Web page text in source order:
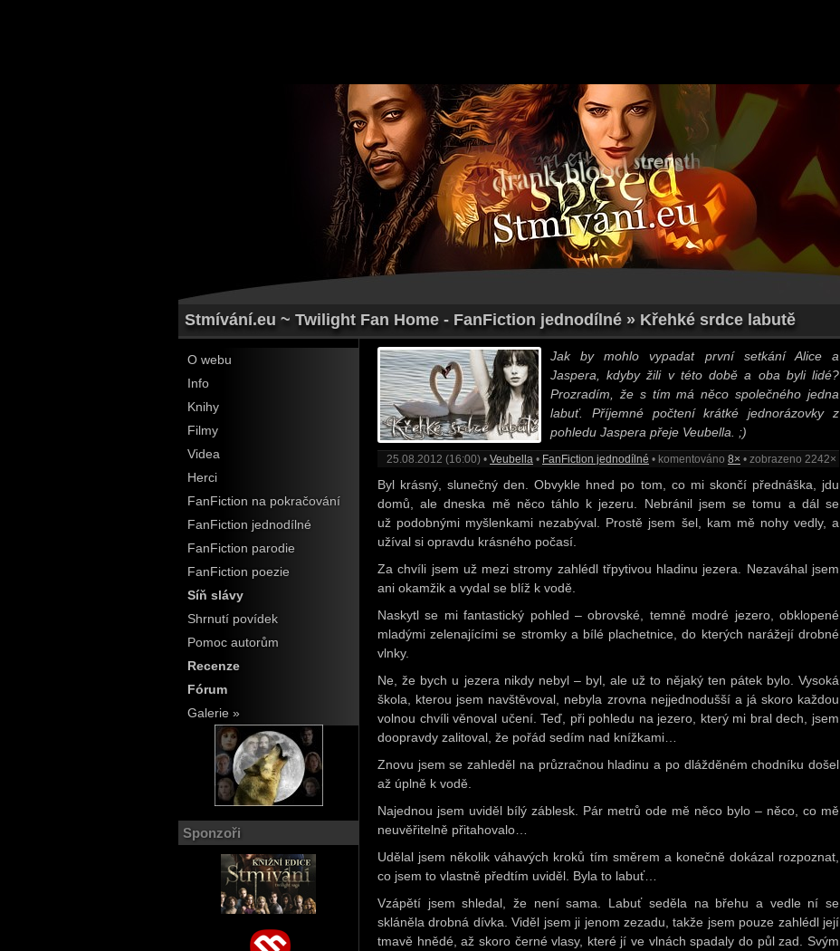
Stmívání.eu ~ Twilight Fan Home - FanFiction jednodílné » Křehké srdce labutě
O webu
Info
Knihy
Filmy
Videa
Herci
FanFiction na pokračování
FanFiction jednodílné
FanFiction parodie
FanFiction poezie
Síň slávy
Shrnutí povídek
Pomoc autorům
Recenze
Fórum
Galerie »
Sponzoři
Jak by mohlo vypadat první setkání Alice a
Jaspera, kdyby žili v této době a oba byli lidé?
Prozradím, že s tím má něco společného jedna
labuť. Příjemné počtení krátké jednorázovky z
pohledu Jaspera přeje Veubella. ;)
25.08.2012 (16:00) • Veubella • FanFiction jednodílné • komentováno 8× • zobrazeno 2242×
Byl krásný, slunečný den. Obvykle hned po tom, co mi skončí přednáška, jdu
domů, ale dneska mě něco táhlo k jezeru. Nebránil jsem se tomu a dál se
už podobnými myšlenkami nezabýval. Prostě jsem šel, kam mě nohy vedly, a
užíval si opravdu krásného počasí.
Za chvíli jsem už mezi stromy zahlédl třpytivou hladinu jezera. Nezaváhal jsem
ani okamžik a vydal se blíž k vodě.
Naskytl se mi fantastický pohled – obrovské, temně modré jezero, obklopené
mladými zelenajícími se stromky a bílé plachetnice, do kterých narážejí drobné
vlnky.
Ne, že bych u jezera nikdy nebyl – byl, ale už to nějaký ten pátek bylo. Vysoká
škola, kterou jsem navštěvoval, nebyla zrovna nejjednodušší a já skoro každou
volnou chvíli věnoval učení. Teď, při pohledu na jezero, který mi bral dech, jsem
doopravdy zalitoval, že pořád sedím nad knížkami…
Znovu jsem se zahleděl na průzračnou hladinu a po dlážděném chodníku došel
až úplně k vodě.
Najednou jsem uviděl bílý záblesk. Pár metrů ode mě něco bylo – něco, co mě
neuvěřitelně přitahovalo…
Udělal jsem několik váhavých kroků tím směrem a konečně dokázal rozpoznat,
co jsem to vlastně předtím uviděl. Byla to labuť…
Vzápětí jsem shledal, že není sama. Labuť seděla na břehu a vedle ní se
skláněla drobná dívka. Viděl jsem ji jenom zezadu, takže jsem pouze zahlédl její
tmavě hnědé, až skoro černé vlasy, které jí ve vlnách spadaly do půl zad. Svým